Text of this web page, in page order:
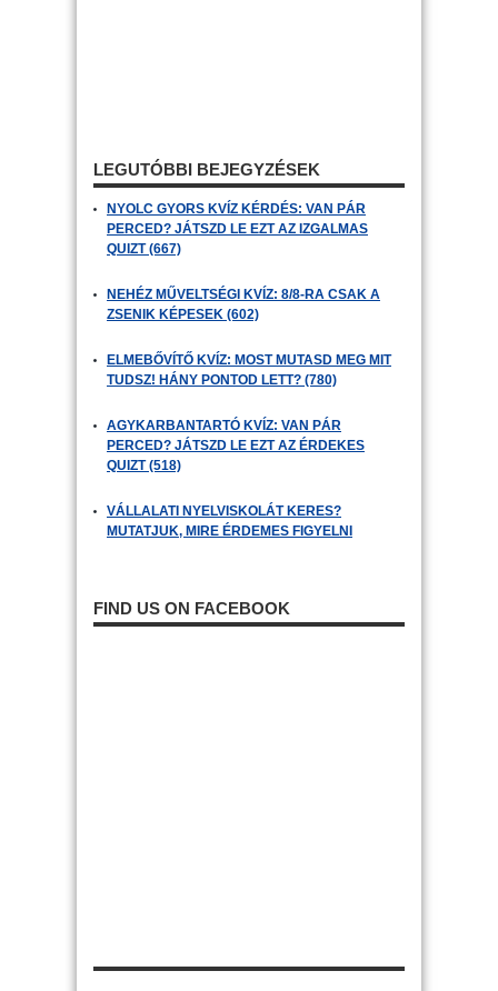
LEGUTÓBBI BEJEGYZÉSEK
NYOLC GYORS KVÍZ KÉRDÉS: VAN PÁR
PERCED? JÁTSZD LE EZT AZ IZGALMAS
QUIZT (667)
NEHÉZ MŰVELTSÉGI KVÍZ: 8/8-RA CSAK A
ZSENIK KÉPESEK (602)
ELMEBŐVÍTŐ KVÍZ: MOST MUTASD MEG MIT
TUDSZ! HÁNY PONTOD LETT? (780)
AGYKARBANTARTÓ KVÍZ: VAN PÁR
PERCED? JÁTSZD LE EZT AZ ÉRDEKES
QUIZT (518)
VÁLLALATI NYELVISKOLÁT KERES?
MUTATJUK, MIRE ÉRDEMES FIGYELNI
FIND US ON FACEBOOK